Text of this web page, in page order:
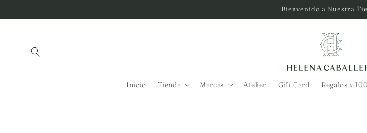
al contenido
Bienvenido a Nuestra
Inicio Tienda Marcas Atelier Gift Card Regalos x